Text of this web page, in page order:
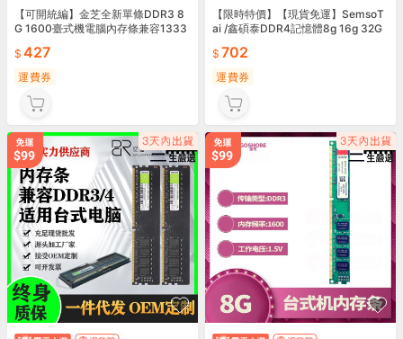
【可開統編】金芝全新單條DDR3 8
G 1600臺式機電腦內存條兼容1333
427
運費券
【限時特價】【現貨免運】SemsoT
ai /鑫碩泰DDR4記憶體8g 16g 32G
702
運費券